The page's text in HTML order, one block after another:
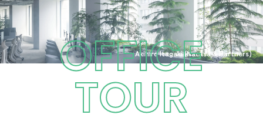
Akihiro Itagaki (Nacása & Partners)
OFFICE
TOUR